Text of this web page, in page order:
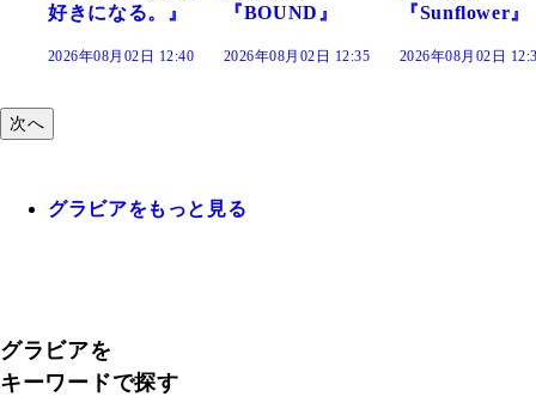
好きになる。』
2026年08月02日 12:40
『BOUND』
2026年08月02日 12:35
『Sunflower』
2026年08月02日
次へ
グラビアをもっと見る
グラビアを
キーワードで探す